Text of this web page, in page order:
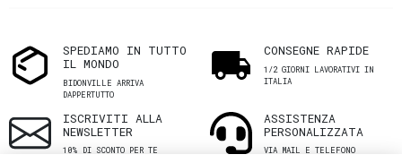
SPEDIAMO IN TUTTO
IL MONDO
BIDONVILLE ARRIVA
DAPPERTUTTO
CONSEGNE RAPIDE
1/2 GIORNI LAVORATIVI IN
ITALIA
ISCRIVITI ALLA
NEWSLETTER
10% DI SCONTO PER TE
ASSISTENZA
PERSONALIZZATA
VIA MAIL E TELEFONO